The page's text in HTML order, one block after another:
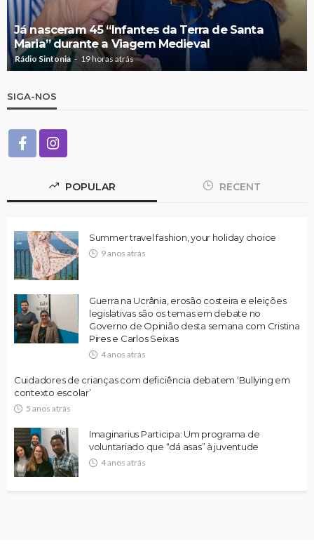
Já nasceram 45 “Infantes da Terra de Santa
Maria” durante a Viagem Medieval
Rádio Sintonia 19 horas atrás
SIGA-NOS
POPULAR RECENT
Summer travel fashion, your holiday choice
9 anos atrás
Guerra na Ucrânia, erosão costeira e eleições
legislativas são os temas em debate no
Governo de Opinião desta semana com Cristina
Pires e Carlos Seixas
4 anos atrás
Cuidadores de crianças com deficiência debatem ‘Bullying em
contexto escolar’
5 anos atrás
Imaginarius Participa: Um programa de
voluntariado que “dá asas” à juventude
4 anos atrás